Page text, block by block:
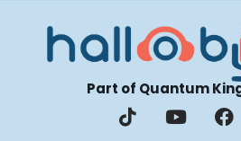
Part of Quantum